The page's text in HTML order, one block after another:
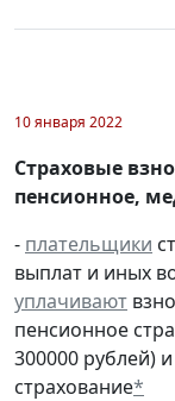
10 января 2022
Страховые
пенсионное,
- плательщики
выплат и иных
уплачивают
пенсионное
300000 рублей)
страхование*